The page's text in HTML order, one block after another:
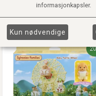
På lager
Legg i handlekurv
informasjonkapsler.
Kun nødvendige